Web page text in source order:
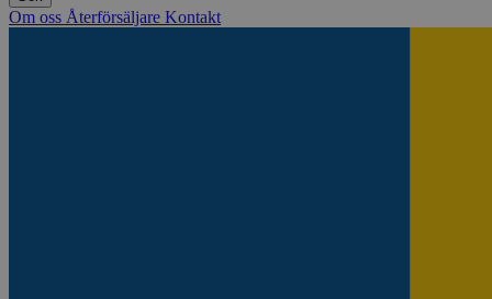
Om oss Återförsäljare Kontakt